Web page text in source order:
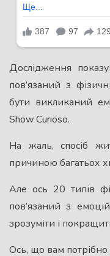
Дослідження
пов’язаний з
бути викликаний
Show Curioso.
На жаль, спосіб
причиною багатьох
Але ось 20 типів
пов’язаний з
зрозуміти і
Ось, що вам потрібно